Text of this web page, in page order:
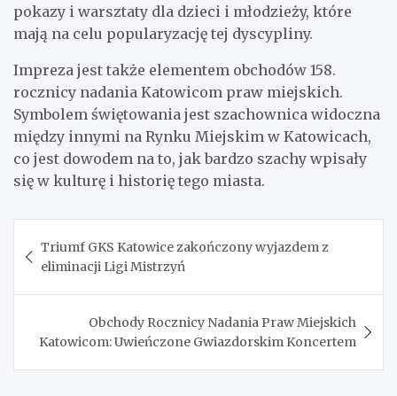
pokazy i warsztaty dla dzieci i młodzieży, które
mają na celu popularyzację tej dyscypliny.
Impreza jest także elementem obchodów 158.
rocznicy nadania Katowicom praw miejskich.
Symbolem świętowania jest szachownica widoczna
między innymi na Rynku Miejskim w Katowicach,
co jest dowodem na to, jak bardzo szachy wpisały
się w kulturę i historię tego miasta.
wpisu
Triumf GKS Katowice zakończony wyjazdem z
eliminacji Ligi Mistrzyń
Obchody Rocznicy Nadania Praw Miejskich
Katowicom: Uwieńczone Gwiazdorskim Koncertem